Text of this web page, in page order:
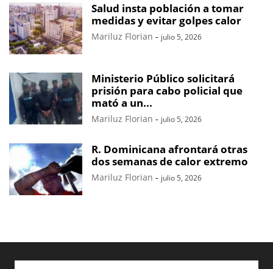
Salud insta población a tomar
medidas y evitar golpes calor
Mariluz Florian - julio 5, 2026
Ministerio Público solicitará
prisión para cabo policial que
mató a un...
Mariluz Florian - julio 5, 2026
R. Dominicana afrontará otras
dos semanas de calor extremo
Mariluz Florian - julio 5, 2026